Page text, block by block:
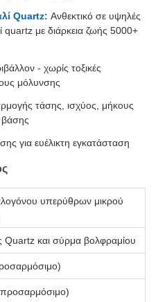
Quartz: Ανθεκτικό σε υψηλές
quartz με διάρκεια ζωής 5000+
- χωρίς τοξικές
μόλυνσης
τάσης, ισχύος, μήκους
για ευέλικτη εγκατάσταση
υπερύθρων μικρού
Quartz και σύρμα βολφραμίου